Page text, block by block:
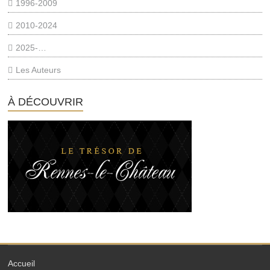
1996-2009
2010-2024
2025-…
Les Auteurs
À DÉCOUVRIR
Accueil